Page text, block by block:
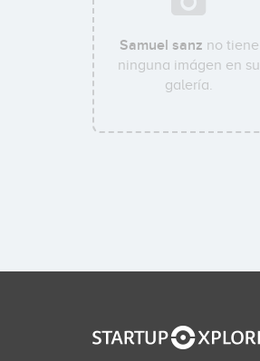
Samuel sanz no tiene
ninguna imágen en su
galería.